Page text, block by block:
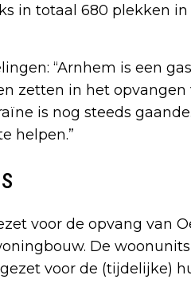
in totaal 680 plekken
“Arnhem is een
zetten in het
is nog steeds
helpen.”
voor de opvang van
De
voor de (tijdelijke)